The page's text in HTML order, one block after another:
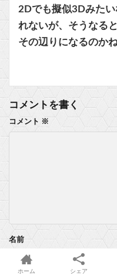
2Dでも擬似3Dみた
れないが、そうなる
その辺りになるのか
コメントを書く
コメント ※
名前
ホーム シェア